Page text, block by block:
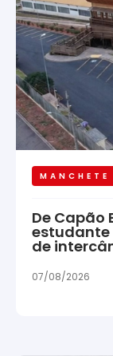
MANCHETE
De
estudante
de
07/08/2026